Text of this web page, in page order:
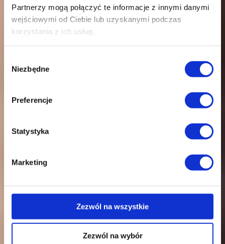
Partnerzy mogą połączyć te informacje z innymi danymi
wejściowymi od Ciebie lub uzyskanymi podczas
korzystania z ich usług.
zgody
Niezbędne
Preferencje
Statystyka
Marketing
Zezwól na wszystkie
Zezwól na wybór